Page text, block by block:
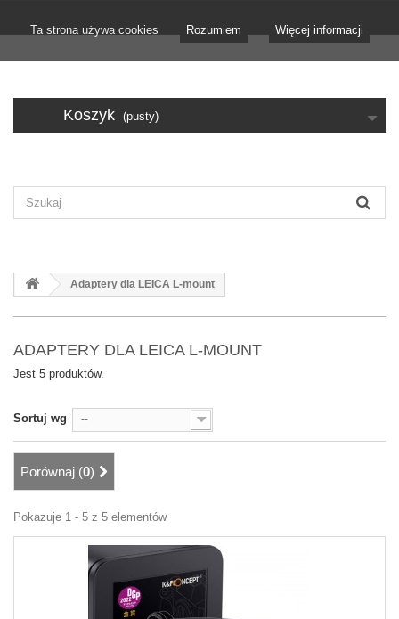
Ta strona używa cookies Rozumiem Więcej informacji
Koszyk (pusty)
Adaptery dla LEICA L-mount
ADAPTERY DLA LEICA L-MOUNT
Jest 5 produktów.
Sortuj wg --
Porównaj (0)
Pokazuje 1 - 5 z 5 elementów